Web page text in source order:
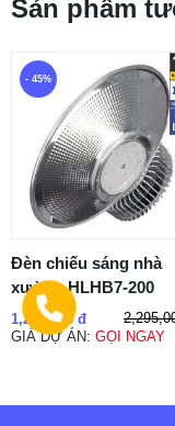
Sản phẩm
- 45%
Đèn chiếu sáng nhà
xưởng HLHB7-200
1,262,250 đ
GIÁ DỰ ÁN: GỌI NGAY